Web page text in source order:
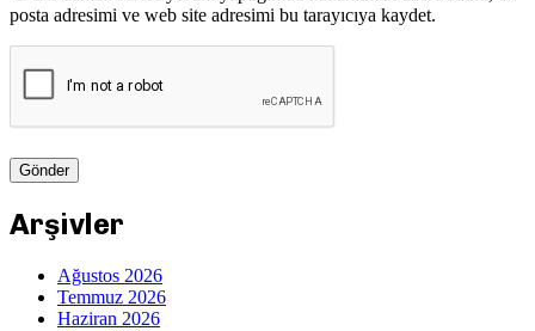
posta adresimi ve web site adresimi bu tarayıcıya kaydet.
Arşivler
Ağustos 2026
Temmuz 2026
Haziran 2026